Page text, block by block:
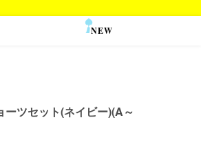
NEW
ツセット(ネイビー)(A～